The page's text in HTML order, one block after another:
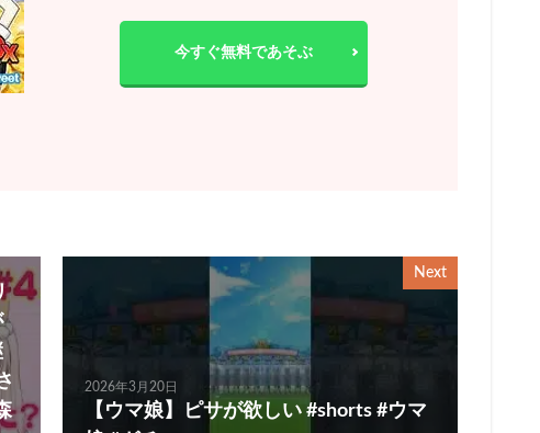
今すぐ無料であそぶ
Next
2026年3月20日
【ウマ娘】ピサが欲しい #shorts #ウマ